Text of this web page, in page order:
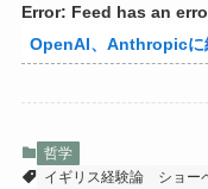
Error: Feed has an
OpenAI、Anthropicに続きMeta
哲学
イギリス経験論
ショー